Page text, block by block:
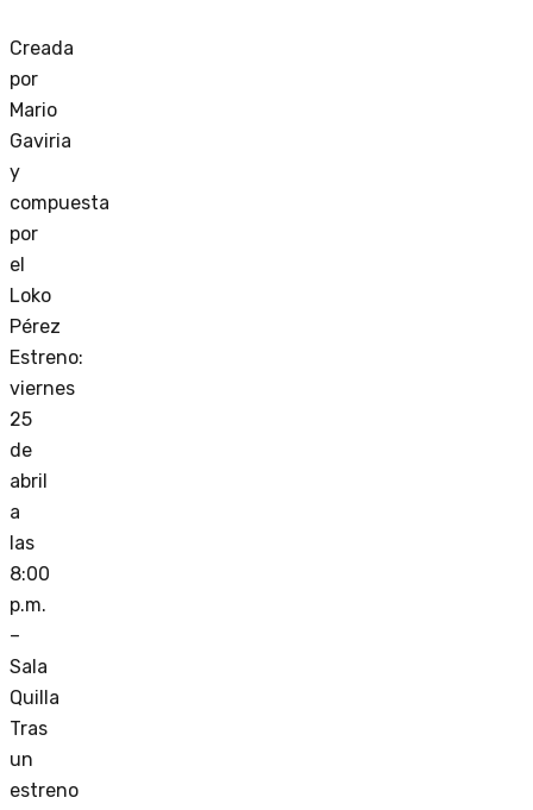
Creada
por
Mario
Gaviria
y
compuesta
por
el
Loko
Pérez
Estreno:
viernes
25
de
abril
a
las
8:00
p.m.
–
Sala
Quilla
Tras
un
estreno